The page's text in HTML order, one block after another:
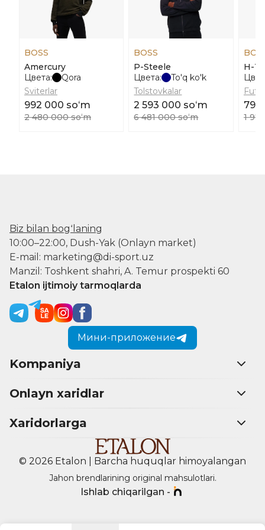
BOSS
Amercury
Цвета:
Qora
Sviterlar
992 000 soʻm
2 480 000 soʻm
BOSS
P-Steele
Цвета:
To'q ko'k
Tolstovkalar
2 593 000 soʻm
6 481 000 soʻm
H-
790
1
Biz bilan bogʻlaning
10:00–22:00, Dush-Yak (Onlayn market)
E-mail: marketing@di-sport.uz
Manzil: Toshkent shahri, A. Temur prospekti 60
Etalon ijtimoiy tarmoqlarda
Мини-приложение
Kompaniya
Onlayn xaridlar
Xaridorlarga
© 2026 Etalon | Barcha huquqlar himoyalangan
Jahon brendlarining original mahsulotlari.
Ishlab chiqarilgan -